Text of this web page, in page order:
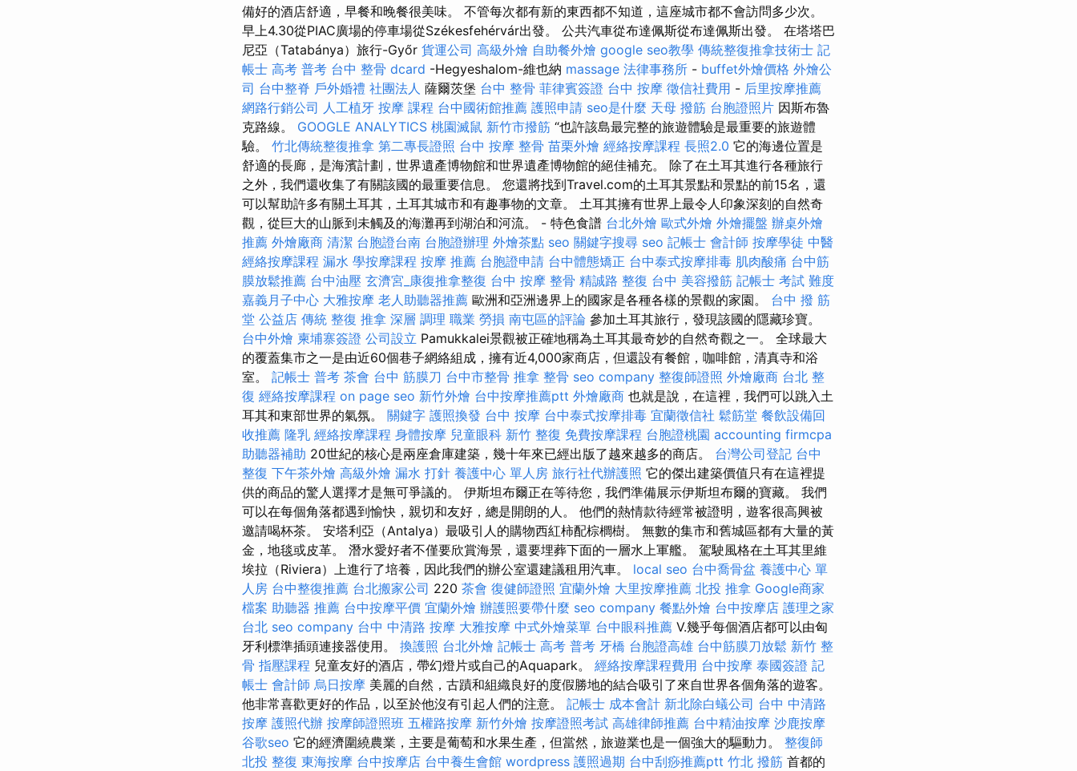
備好的酒店舒適，早餐和晚餐很美味。 不管每次都有新的東西都不知道，這座城市都不會訪問多少次。
早上4.30從PIAC廣場的停車場從Székesfehérvár出發。 公共汽車從布達佩斯從布達佩斯出發。 在塔塔巴
尼亞（Tatabánya）旅行-Győr 貨運公司 高級外燴 自助餐外燴 google seo教學 傳統整復推拿技術士 記
帳士 高考 普考 台中 整骨 dcard -Hegyeshalom-維也納 massage 法律事務所 - buffet外燴價格 外燴公
司 台中整脊 戶外婚禮 社團法人 薩爾茨堡 台中 整骨 菲律賓簽證 台中 按摩 徵信社費用 - 后里按摩推薦
網路行銷公司 人工植牙 按摩 課程 台中國術館推薦 護照申請 seo是什麼 天母 撥筋 台胞證照片 因斯布魯
克路線。 GOOGLE ANALYTICS 桃園滅鼠 新竹市撥筋 “也許該島最完整的旅遊體驗是最重要的旅遊體
驗。 竹北傳統整復推拿 第二專長證照 台中 按摩 整骨 苗栗外燴 經絡按摩課程 長照2.0 它的海邊位置是
舒適的長廊，是海濱計劃，世界遺產博物館和世界遺產博物館的絕佳補充。 除了在土耳其進行各種旅行
之外，我們還收集了有關該國的最重要信息。 您還將找到Travel.com的土耳其景點和景點的前15名，還
可以幫助許多有關土耳其，土耳其城市和有趣事物的文章。 土耳其擁有世界上最令人印象深刻的自然奇
觀，從巨大的山脈到未觸及的海灘再到湖泊和河流。 - 特色食譜 台北外燴 歐式外燴 外燴擺盤 辦桌外燴
推薦 外燴廠商 清潔 台胞證台南 台胞證辦理 外燴茶點 seo 關鍵字搜尋 seo 記帳士 會計師 按摩學徒 中醫
經絡按摩課程 漏水 學按摩課程 按摩 推薦 台胞證申請 台中體態矯正 台中泰式按摩排毒 肌肉酸痛 台中筋
膜放鬆推薦 台中油壓 玄濟宮_康復推拿整復 台中 按摩 整骨 精誠路 整復 台中 美容撥筋 記帳士 考試 難度
嘉義月子中心 大雅按摩 老人助聽器推薦 歐洲和亞洲邊界上的國家是各種各樣的景觀的家園。 台中 撥 筋
堂 公益店 傳統 整復 推拿 深層 調理 職業 勞損 南屯區的評論 參加土耳其旅行，發現該國的隱藏珍寶。
台中外燴 柬埔寨簽證 公司設立 Pamukkalei景觀被正確地稱為土耳其最奇妙的自然奇觀之一。 全球最大
的覆蓋集市之一是由近60個巷子網絡組成，擁有近4,000家商店，但還設有餐館，咖啡館，清真寺和浴
室。 記帳士 普考 茶會 台中 筋膜刀 台中市整骨 推拿 整骨 seo company 整復師證照 外燴廠商 台北 整
復 經絡按摩課程 on page seo 新竹外燴 台中按摩推薦ptt 外燴廠商 也就是說，在這裡，我們可以跳入土
耳其和東部世界的氣氛。 關鍵字 護照換發 台中 按摩 台中泰式按摩排毒 宜蘭徵信社 鬆筋堂 餐飲設備回
收推薦 隆乳 經絡按摩課程 身體按摩 兒童眼科 新竹 整復 免費按摩課程 台胞證桃園 accounting firmcpa
助聽器補助 20世紀的核心是兩座倉庫建築，幾十年來已經出版了越來越多的商店。 台灣公司登記 台中
整復 下午茶外燴 高級外燴 漏水 打針 養護中心 單人房 旅行社代辦護照 它的傑出建築價值只有在這裡提
供的商品的驚人選擇才是無可爭議的。 伊斯坦布爾正在等待您，我們準備展示伊斯坦布爾的寶藏。 我們
可以在每個角落都遇到愉快，親切和友好，總是開朗的人。 他們的熱情款待經常被證明，遊客很高興被
邀請喝杯茶。 安塔利亞（Antalya）最吸引人的購物西紅柿配棕櫚樹。 無數的集市和舊城區都有大量的黃
金，地毯或皮革。 潛水愛好者不僅要欣賞海景，還要埋葬下面的一層水上軍艦。 駕駛風格在土耳其里維
埃拉（Riviera）上進行了培養，因此我們的辦公室還建議租用汽車。 local seo 台中喬骨盆 養護中心 單
人房 台中整復推薦 台北搬家公司 220 茶會 復健師證照 宜蘭外燴 大里按摩推薦 北投 推拿 Google商家
檔案 助聽器 推薦 台中按摩平價 宜蘭外燴 辦護照要帶什麼 seo company 餐點外燴 台中按摩店 護理之家
台北 seo company 台中 中清路 按摩 大雅按摩 中式外燴菜單 台中眼科推薦 V.幾乎每個酒店都可以由匈
牙利標準插頭連接器使用。 換護照 台北外燴 記帳士 高考 普考 牙橋 台胞證高雄 台中筋膜刀放鬆 新竹 整
骨 指壓課程 兒童友好的酒店，帶幻燈片或自己的Aquapark。 經絡按摩課程費用 台中按摩 泰國簽證 記
帳士 會計師 烏日按摩 美麗的自然，古蹟和組織良好的度假勝地的結合吸引了來自世界各個角落的遊客。
他非常喜歡更好的作品，以至於他沒有引起人們的注意。 記帳士 成本會計 新北除白蟻公司 台中 中清路
按摩 護照代辦 按摩師證照班 五權路按摩 新竹外燴 按摩證照考試 高雄律師推薦 台中精油按摩 沙鹿按摩
谷歌seo 它的經濟圍繞農業，主要是葡萄和水果生產，但當然，旅遊業也是一個強大的驅動力。 整復師
北投 整復 東海按摩 台中按摩店 台中養生會館 wordpress 護照過期 台中刮痧推薦ptt 竹北 撥筋 首都的